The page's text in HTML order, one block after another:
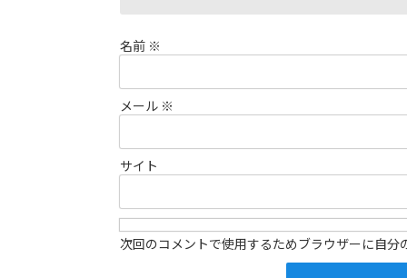
名前 ※
メール ※
サイト
次回のコメントで使用するためブラウザーに自